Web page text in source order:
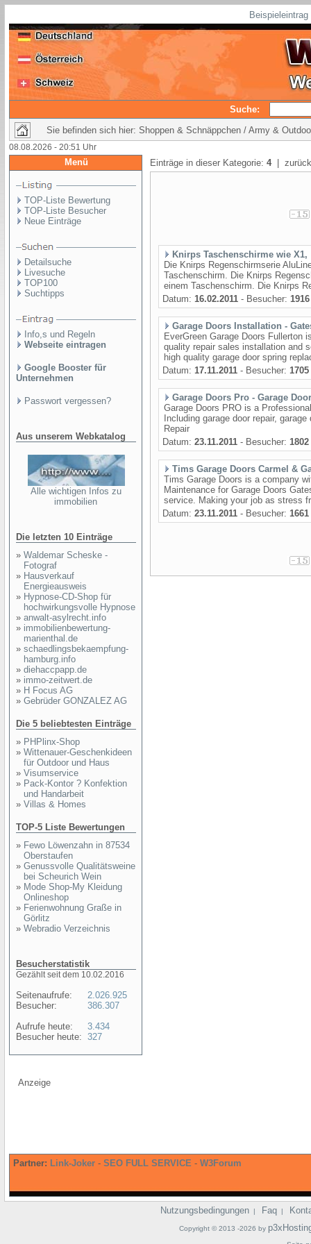
Suche:
Sie befinden sich hier: Shoppen & Schnäppchen / Army &
08.08.2026 - 20:51 Uhr
Menü
TOP-Liste Bewertung
TOP-Liste Besucher
Neue Einträge
Detailsuche
Livesuche
TOP100
Suchtipps
Info,s und Regeln
Webseite eintragen
Google Booster für
Unternehmen
Passwort vergessen?
Aus unserem Webkatalog
Alle wichtigen Infos zu
immobilien
Die letzten 10 Einträge
» Waldemar Scheske -
Fotograf
» Hausverkauf
Energieausweis
» Hypnose-CD-Shop für
hochwirkungsvolle Hypnose
» anwalt-asylrecht.info
» immobilienbewertung-
marienthal.de
» schaedlingsbekaempfung-
hamburg.info
» diehaccpapp.de
» immo-zeitwert.de
» H Focus AG
» Gebrüder GONZALEZ AG
Die 5 beliebtesten Einträge
» PHPlinx-Shop
» Wittenauer-Geschenkideen
für Outdoor und Haus
» Visumservice
» Pack-Kontor ? Konfektion
und Handarbeit
» Villas & Homes
TOP-5 Liste Bewertungen
» Fewo Löwenzahn in 87534
Oberstaufen
» Genussvolle Qualitätsweine
bei Scheurich Wein
» Mode Shop-My Kleidung
Onlineshop
» Ferienwohnung Graße in
Görlitz
» Webradio Verzeichnis
Besucherstatistik
Gezählt seit dem 10.02.2016
Seitenaufrufe:
Besucher:
Aufrufe heute:
Besucher heute:
2.026.925
386.307
3.434
327
Einträge in dieser Kategorie: 4|
Knirps Taschenschirme wie X1,
Die Knirps Regenschirmserie
Taschenschirm. Die Knirps
einem Taschenschirm. Die Knirps
Datum: 16.02.2011 - Besucher: 1916
Garage Doors Installation -
EverGreen Garage Doors Fullerton
quality repair sales installation and
high quality garage door spring
Datum: 17.11.2011 - Besucher: 1705
Garage Doors Pro - Garage
Garage Doors PRO is a
Including garage door repair,
Repair
Datum: 23.11.2011 - Besucher: 1802
Tims Garage Doors Carmel &
Tims Garage Doors is a company
Maintenance for Garage Doors
service. Making your job as stress
Datum: 23.11.2011 - Besucher: 1661
Anzeige
Partner: Link-Joker - SEO FULL SERVICE - W3Forum
Nutzungsbedingungen | Faq |
Copyright © 2013 -2026 by